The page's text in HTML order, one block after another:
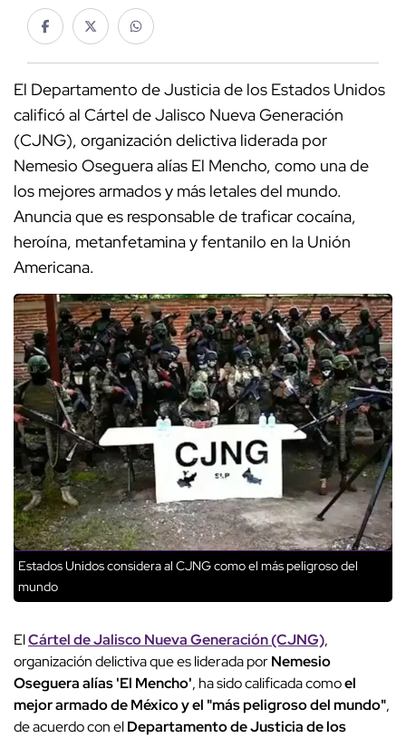
El Departamento de Justicia de los Estados Unidos
calificó al Cártel de Jalisco Nueva Generación
(CJNG), organización delictiva liderada por
Nemesio Oseguera alías El Mencho, como una de
los mejores armados y más letales del mundo.
Anuncia que es responsable de traficar cocaína,
heroína, metanfetamina y fentanilo en la Unión
Americana.
Estados Unidos considera al CJNG como el más peligroso del
mundo
ElCártel de Jalisco Nueva Generación (CJNG),
organización delictiva que es liderada porNemesio
Oseguera alías 'El Mencho', ha sido calificada comoel
mejor armado de México y el "más peligroso del mundo",
de acuerdo con elDepartamento de Justicia de los